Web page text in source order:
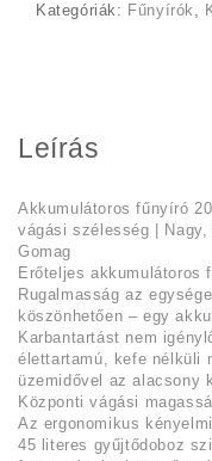
Kategóriák: Fűnyírók ,
Leírás
Akkumulátoros fűnyíró
vágási szélesség |
Gomag
Erőteljes akkumulátoros
Rugalmasság az
köszönhetően – egy
Karbantartást nem
élettartamú, kefe nélküli
üzemidővel az alacsony
Központi vágási
Az ergonomikus
45 literes gyűjtődoboz